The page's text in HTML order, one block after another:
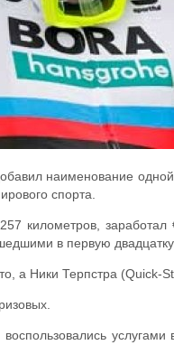
наименование
спорта.
километров,
в первую двадцатку.
а Ники Терпстра (Quick-
услугами